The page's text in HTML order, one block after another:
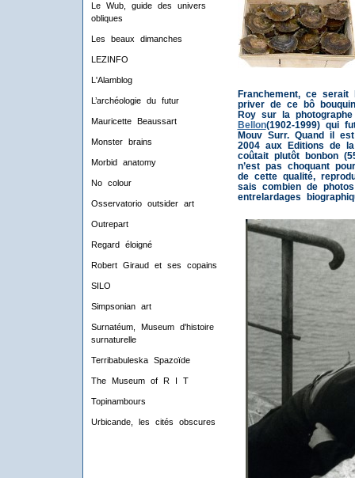
Le Wub, guide des univers
obliques
Les beaux dimanches
LEZINFO
L'Alamblog
L’archéologie du futur
Mauricette Beaussart
Monster brains
Morbid anatomy
No colour
Osservatorio outsider art
Outrepart
Regard éloigné
Robert Giraud et ses copains
SILO
Simpsonian art
Surnatéum, Museum d'histoire
surnaturelle
Terribabuleska Spazoïde
The Museum of R I T
Topinambours
Urbicande, les cités obscures
Franchement, ce serait
priver de ce bô
Roy sur la
Bellon(1902-1999) qui
Mouv Surr. Quand il
2004 aux Editions de
coûtait plutôt bonbon
n’est pas choquant
de cette qualité,
sais combien de
entrelardages